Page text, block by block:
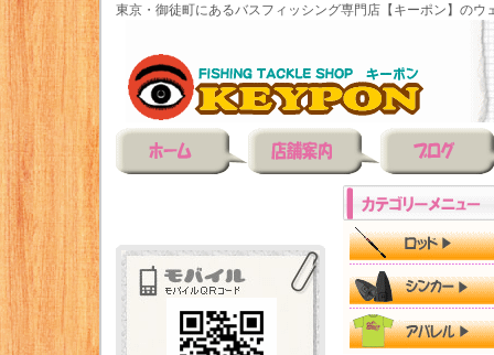
東京・御徒町にあるバスフィッシング専門店【キーポン】のウ